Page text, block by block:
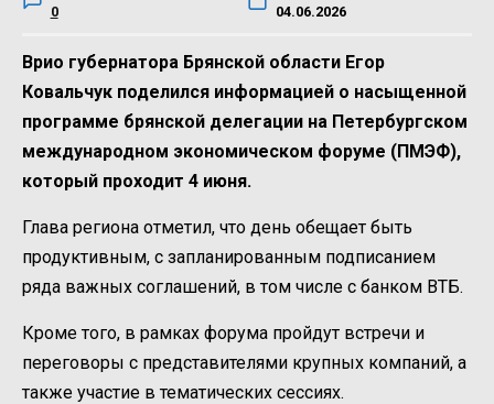
0 04.06.2026
Врио губернатора Брянской области Егор
Ковальчук поделился информацией о насыщенной
программе брянской делегации на Петербургском
международном экономическом форуме (ПМЭФ),
который проходит 4 июня.
Глава региона отметил, что день обещает быть
продуктивным, с запланированным подписанием
ряда важных соглашений, в том числе с банком ВТБ.
Кроме того, в рамках форума пройдут встречи и
переговоры с представителями крупных компаний, а
также участие в тематических сессиях.